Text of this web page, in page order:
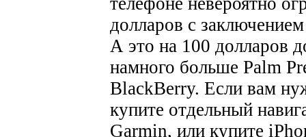
долларов с
А это на 100 долларов
намного больше Palm
BlackBerry. Если вам
купите отдельный
Garmin, или купите